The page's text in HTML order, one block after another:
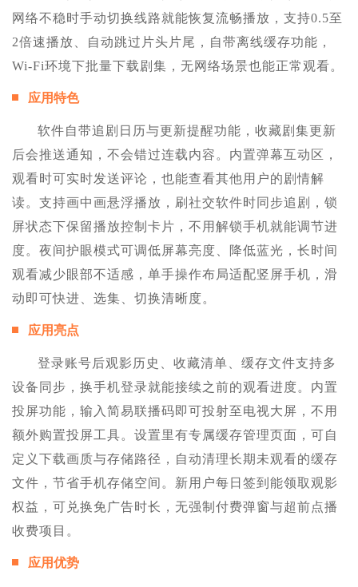
网络不稳时手动切换线路就能恢复流畅播放，支持0.5至
2倍速播放、自动跳过片头片尾，自带离线缓存功能，
Wi-Fi环境下批量下载剧集，无网络场景也能正常观看。
应用特色
软件自带追剧日历与更新提醒功能，收藏剧集更新
后会推送通知，不会错过连载内容。内置弹幕互动区，
观看时可实时发送评论，也能查看其他用户的剧情解
读。支持画中画悬浮播放，刷社交软件时同步追剧，锁
屏状态下保留播放控制卡片，不用解锁手机就能调节进
度。夜间护眼模式可调低屏幕亮度、降低蓝光，长时间
观看减少眼部不适感，单手操作布局适配竖屏手机，滑
动即可快进、选集、切换清晰度。
应用亮点
登录账号后观影历史、收藏清单、缓存文件支持多
设备同步，换手机登录就能接续之前的观看进度。内置
投屏功能，输入简易联播码即可投射至电视大屏，不用
额外购置投屏工具。设置里有专属缓存管理页面，可自
定义下载画质与存储路径，自动清理长期未观看的缓存
文件，节省手机存储空间。新用户每日签到能领取观影
权益，可兑换免广告时长，无强制付费弹窗与超前点播
收费项目。
应用优势